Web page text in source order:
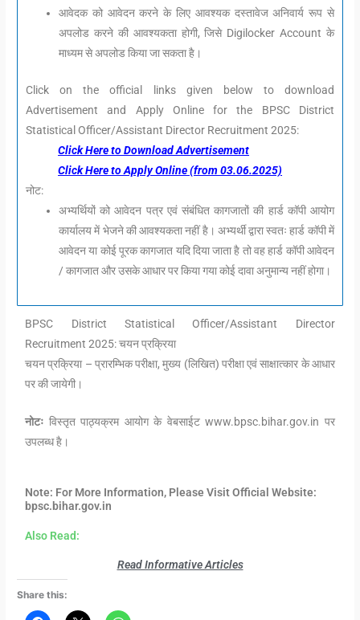
आवेदक को आवेदन करने के लिए आवश्यक दस्तावेज अनिवार्य रूप से
अपलोड करने की आवश्यकता होगी, जिसे Digilocker Account के
माध्यम से अपलोड किया जा सकता है।
Click on the official links given below to download
Advertisement and Apply Online for the BPSC District
Statistical Officer/Assistant Director Recruitment 2025:
Click Here to Download Advertisement
Click Here to Apply Online (from 03.06.2025)
नोट:
अभ्यर्थियों को आवेदन पत्र एवं संबंधित कागजातों की हार्ड कॉपी आयोग
कार्यालय में भेजने की आवश्यकता नहीं है। अभ्यर्थी द्वारा स्वतः हार्ड कॉपी में
आवेदन या कोई पूरक कागजात यदि दिया जाता है तो वह हार्ड कॉपी आवेदन
/ कागजात और उसके आधार पर किया गया कोई दावा अनुमान्य नहीं होगा।
BPSC District Statistical Officer/Assistant Director
Recruitment 2025: चयन प्रक्रिया
चयन प्रक्रिया – प्रारम्भिक परीक्षा, मुख्य (लिखित) परीक्षा एवं साक्षात्कार के आधार
पर की जायेगी।
नोटः विस्तृत पाठ्यक्रम आयोग के वेबसाईट www.bpsc.bihar.gov.in पर
उपलब्ध है।
Note: For More Information, Please Visit Official Website:
bpsc.bihar.gov.in
Also Read:
Read Informative Articles
Share this: